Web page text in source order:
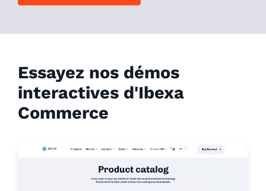
Essayez nos démos
interactives d'Ibexa
Commerce